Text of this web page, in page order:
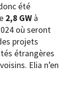
été
2,8 GW à
où seront
projets
étrangères
Elia n’en